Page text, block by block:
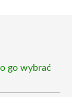
go wybrać